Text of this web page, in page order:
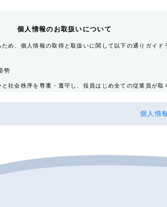
個人情報のお取扱いについて
め、個人情報の取得と取扱いに関して以下の通りガイド
勢
社会秩序を尊重・遵守し、役員はじめ全ての従業員が取
年齢・職業（勤務先名称・住所・電話番号・Ｅ-mailア
個人情